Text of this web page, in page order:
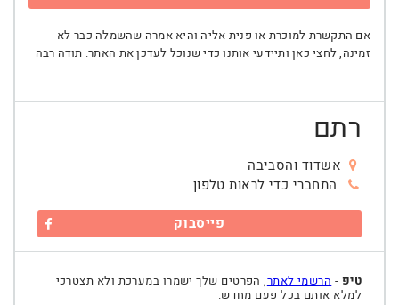
אם התקשרת למוכרת או פנית אליה והיא אמרה שהשמלה כבר לא
זמינה, לחצי כאן ותיידעי אותנו כדי שנוכל לעדכן את האתר. תודה רבה
רתם
אשדוד והסביבה
התחברי כדי לראות טלפון
פייסבוק
טיפ - הרשמי לאתר, הפרטים שלך ישמרו במערכת ולא תצטרכי
למלא אותם בכל פעם מחדש.